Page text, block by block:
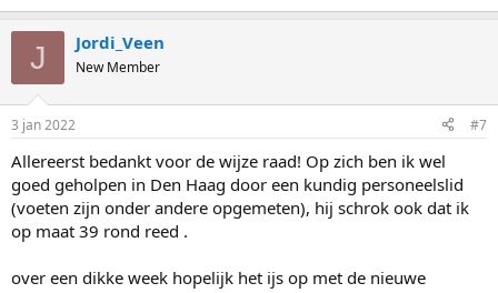
J Jordi_Veen
New Member
3 jan 2022 #7
Allereerst bedankt voor de wijze raad! Op zich ben ik wel
goed geholpen in Den Haag door een kundig personeelslid
(voeten zijn onder andere opgemeten), hij schrok ook dat ik
op maat 39 rond reed .
over een dikke week hopelijk het ijs op met de nieuwe